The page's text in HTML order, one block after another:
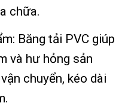
chữa.
Băng tải PVC giúp
và hư hỏng sản
chuyển, kéo dài